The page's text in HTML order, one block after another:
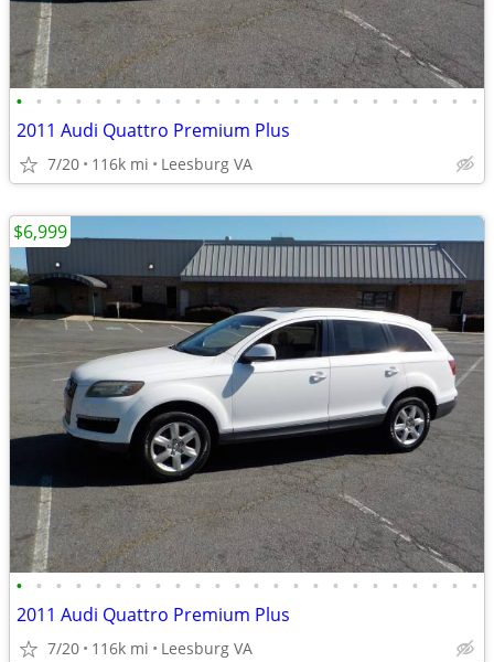
• • • • • • • • • • • • • • • • • • • • • • • •
2011 Audi Quattro Premium Plus
7/20 116k mi Leesburg VA
• • • • • • • • • • • • • • • • • • • • • • • •
2011 Audi Quattro Premium Plus
7/20 116k mi Leesburg VA
$6,999